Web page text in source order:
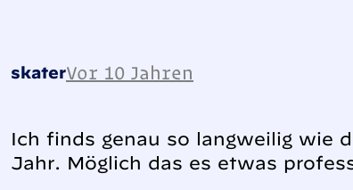
skaterVor 10 Jahren
Ich finds genau so langweilig wie
Jahr. Möglich das es etwas